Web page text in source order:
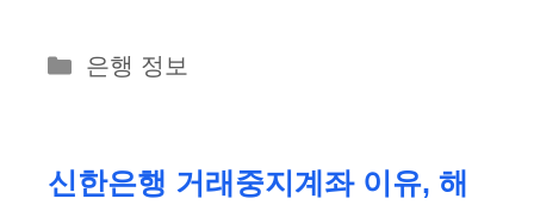
카
리
은행 정보
신한은행 거래중지계좌 이유, 해